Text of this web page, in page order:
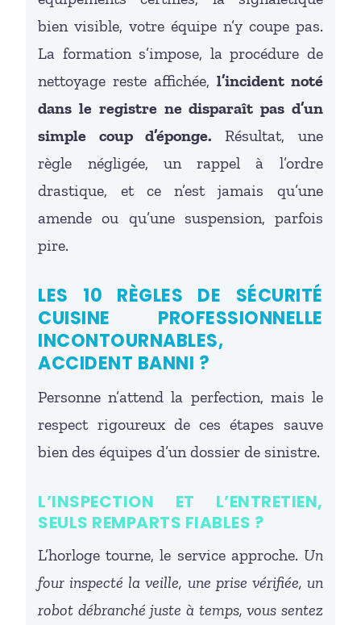
bien visible, votre équipe n’y coupe pas.
La formation s’impose, la procédure de
nettoyage reste affichée, l’incident noté
dans le registre ne disparaît pas d’un
simple coup d’éponge. Résultat, une
règle négligée, un rappel à l’ordre
drastique, et ce n’est jamais qu’une
amende ou qu’une suspension, parfois
pire.
LES 10 RÈGLES DE SÉCURITÉ
CUISINE PROFESSIONNELLE
INCONTOURNABLES,
ACCIDENT BANNI ?
Personne n’attend la perfection, mais le
respect rigoureux de ces étapes sauve
bien des équipes d’un dossier de sinistre.
L’INSPECTION ET L’ENTRETIEN,
SEULS REMPARTS FIABLES ?
L’horloge tourne, le service approche. Un
four inspecté la veille, une prise vérifiée, un
robot débranché juste à temps, vous sentez